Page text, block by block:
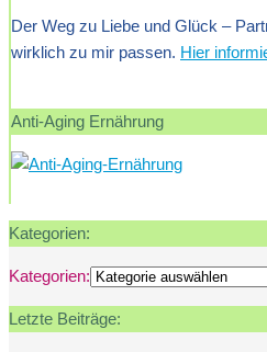
Der Weg zu Liebe und Glück –
wirklich zu mir passen. Hier
Anti-Aging Ernährung
Kategorien:
Kategorien:
Letzte Beiträge: